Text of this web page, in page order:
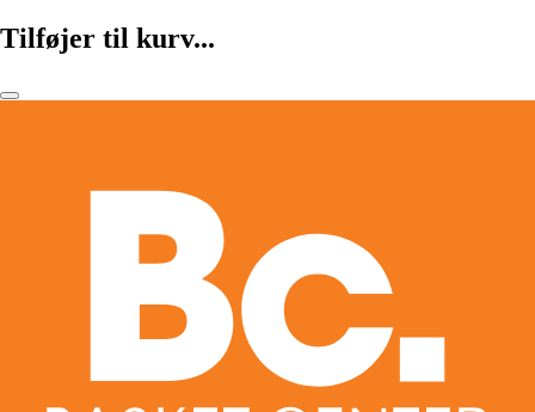
Tilføjer til kurv...